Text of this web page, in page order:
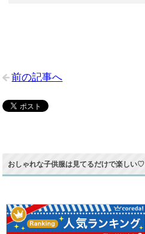
前の記事へ
おしゃれな子供服は見てるだけで楽しい♡